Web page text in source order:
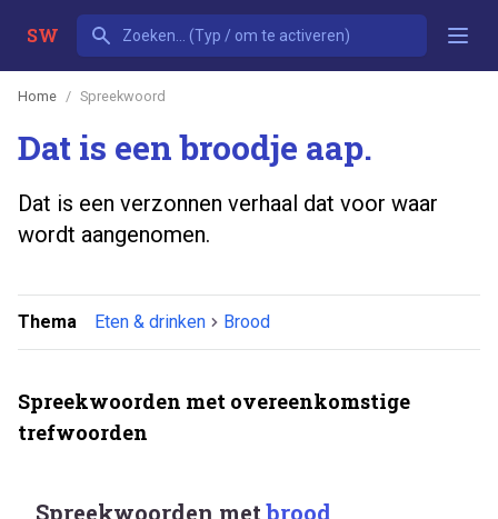
SW
Home Spreekwoord
Dat is een broodje aap.
Dat is een verzonnen verhaal dat voor waar
wordt aangenomen.
Thema Eten & drinken Brood
Spreekwoorden met overeenkomstige
trefwoorden
Spreekwoorden metbrood